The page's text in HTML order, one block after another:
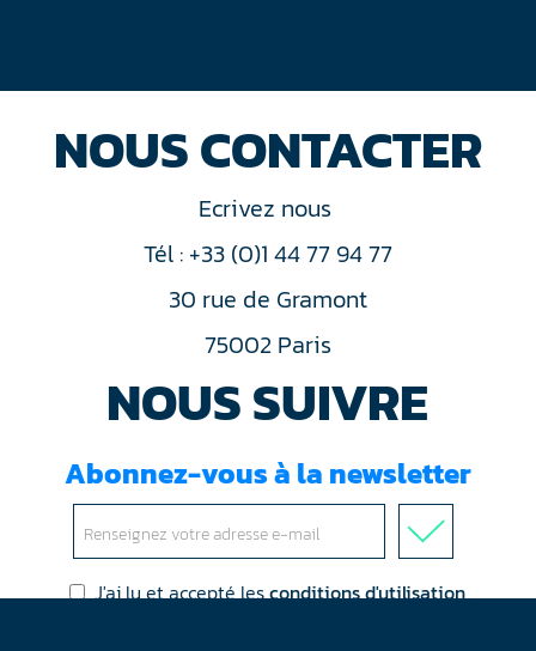
NOUS CONTACTER
Ecrivez nous
Tél : +33 (0)1 44 77 94 77
30 rue de Gramont
75002 Paris
NOUS SUIVRE
Abonnez-vous à la newsletter
J'ai lu et accepté lesconditions d'utilisation